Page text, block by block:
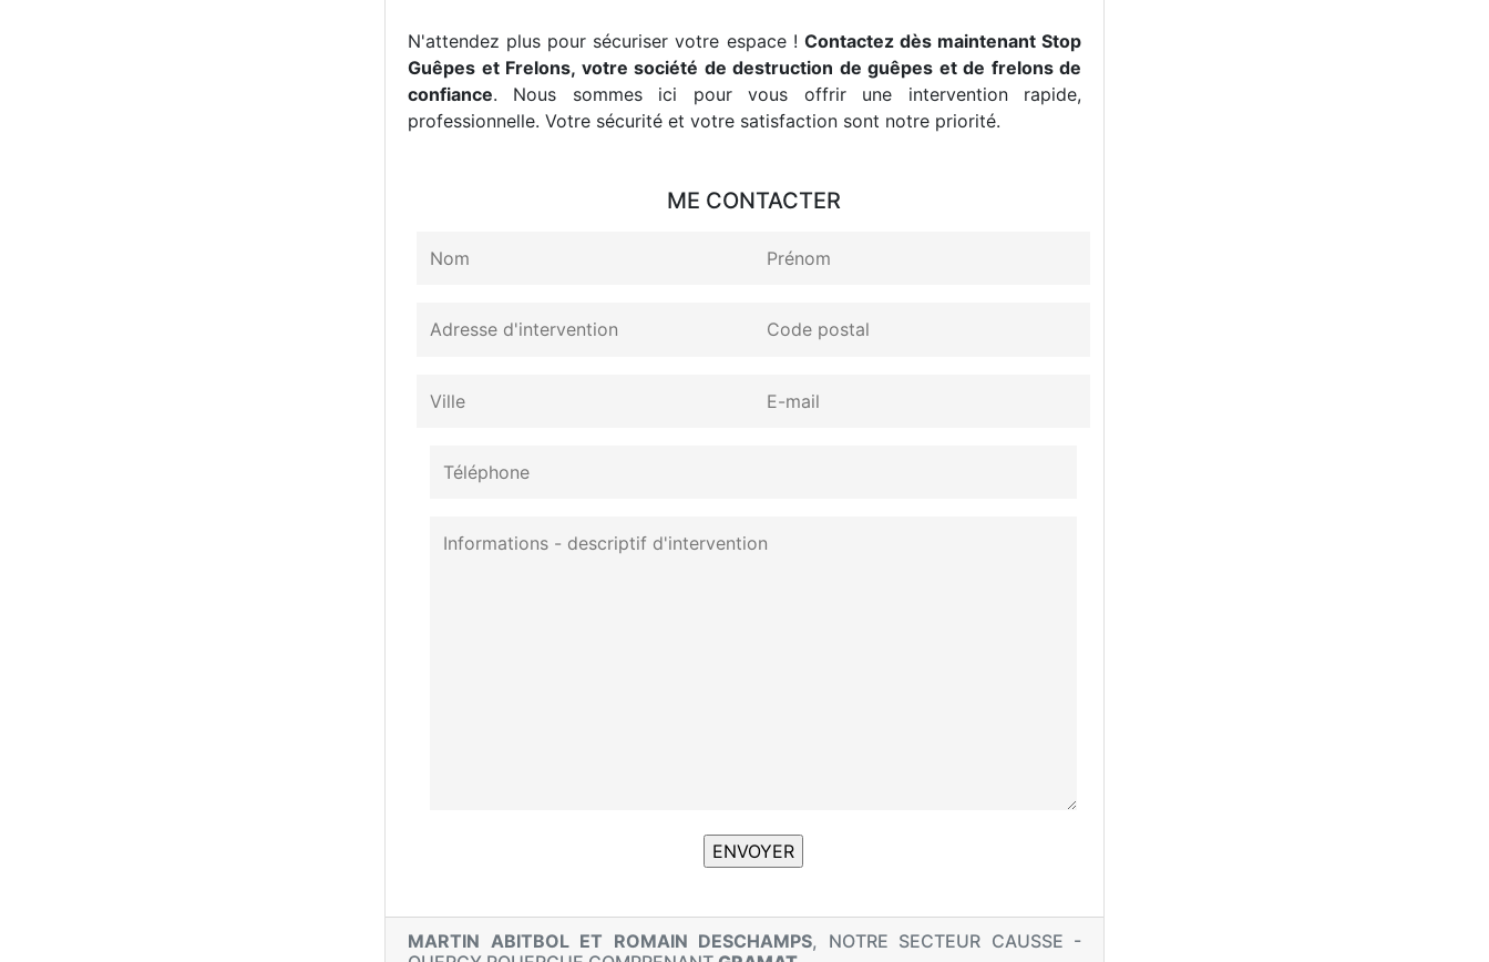
N'attendez plus pour sécuriser votre espace ! Contactez dès maintenant Stop
Guêpes et Frelons, votre société de destruction de guêpes et de frelons de
confiance. Nous sommes ici pour vous offrir une intervention rapide,
professionnelle. Votre sécurité et votre satisfaction sont notre priorité.
ME CONTACTER
MARTIN ABITBOL ET ROMAIN DESCHAMPS, NOTRE SECTEUR CAUSSE -